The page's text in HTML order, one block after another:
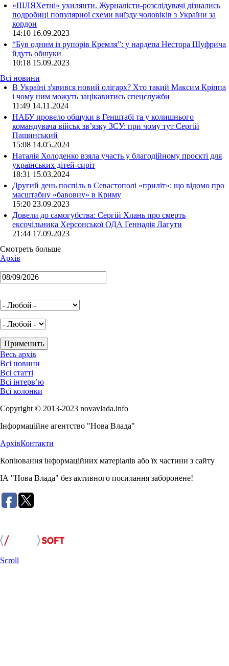
«ШЛЯХетні» ухилянти. Журналісти-розслідувачі дізнались
подробиці популярної схеми виїзду чоловіків з України за
кордон
14:10 16.09.2023
“Був одним із рупорів Кремля”: у нардепа Нестора Шуфрича
йдуть обшуки
10:18 15.09.2023
Всі новини
В Україні з'явився новий олігарх? Хто такий Максим Кріппа
і чому ним можуть зацікавитись спецслужби
11:49 14.11.2024
НАБУ провело обшуки в Генштабі та у колишнього
командувача військ зв’язку ЗСУ: при чому тут Сергій
Пашинський
15:08 14.05.2024
Наталія Холоденко взяла участь у благодійному проєкті для
українських дітей-сиріт
18:31 15.03.2024
Другий день поспіль в Севастополі «приліт»: що відомо про
масштабну «бавовну» в Криму
15:20 23.09.2023
Довели до самогубства: Сергій Хлань про смерть
ексочільника Херсонської ОДА Геннадія Лагути
21:44 17.09.2023
Смотреть больше
Архів
Весь архів
Всі новини
Всі статті
Всі інтерв’ю
Всі колонки
Copyright © 2013-2023 novavlada.info
Інформаційне агентство "Нова Влада"
АрхівКонтакти
Копіювання інформаційних матеріалів або їх частини з сайту
ІА "Нова Влада" без активного посилання заборонене!
Scroll